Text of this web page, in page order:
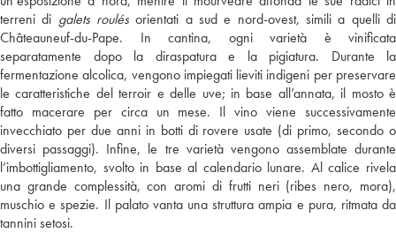
terreni di galets roulés orientati a sud e nord-ovest, simili a quelli di
Châteauneuf-du-Pape. In cantina, ogni varietà è vinificata
separatamente dopo la diraspatura e la pigiatura. Durante la
fermentazione alcolica, vengono impiegati lieviti indigeni per preservare
le caratteristiche del terroir e delle uve; in base all’annata, il mosto è
fatto macerare per circa un mese. Il vino viene successivamente
invecchiato per due anni in botti di rovere usate (di primo, secondo o
diversi passaggi). Infine, le tre varietà vengono assemblate durante
l’imbottigliamento, svolto in base al calendario lunare. Al calice rivela
una grande complessità, con aromi di frutti neri (ribes nero, mora),
muschio e spezie. Il palato vanta una struttura ampia e pura, ritmata da
tannini setosi.